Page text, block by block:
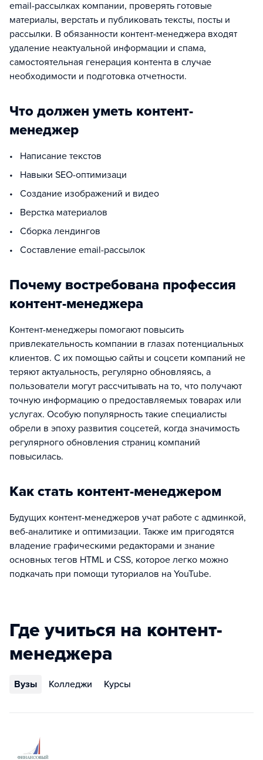
email-рассылках компании, проверять готовые
материалы, верстать и публиковать тексты, посты и
рассылки. В обязанности контент-менеджера входят
удаление неактуальной информации и спама,
самостоятельная генерация контента в случае
необходимости и подготовка отчетности.
Что должен уметь контент-
менеджер
• Написание текстов
• Навыки SEO-оптимизаци
• Создание изображений и видео
• Верстка материалов
• Сборка лендингов
• Составление email-рассылок
Почему востребована профессия
контент-менеджера
Контент-менеджеры помогают повысить
привлекательность компании в глазах потенциальных
клиентов. С их помощью сайты и соцсети компаний не
теряют актуальность, регулярно обновляясь, а
пользователи могут рассчитывать на то, что получают
точную информацию о предоставляемых товарах или
услугах. Особую популярность такие специалисты
обрели в эпоху развития соцсетей, когда значимость
регулярного обновления страниц компаний
повысилась.
Как стать контент-менеджером
Будущих контент-менеджеров учат работе с админкой,
веб-аналитике и оптимизации. Также им пригодятся
владение графическими редакторами и знание
основных тегов HTML и CSS, которое легко можно
подкачать при помощи туториалов на YouTube.
Где учиться на контент-
менеджера
Вузы Колледжи Курсы